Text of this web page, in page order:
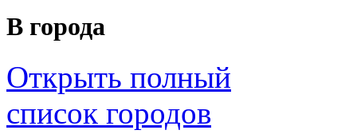
В города
Открыть полный
список городов